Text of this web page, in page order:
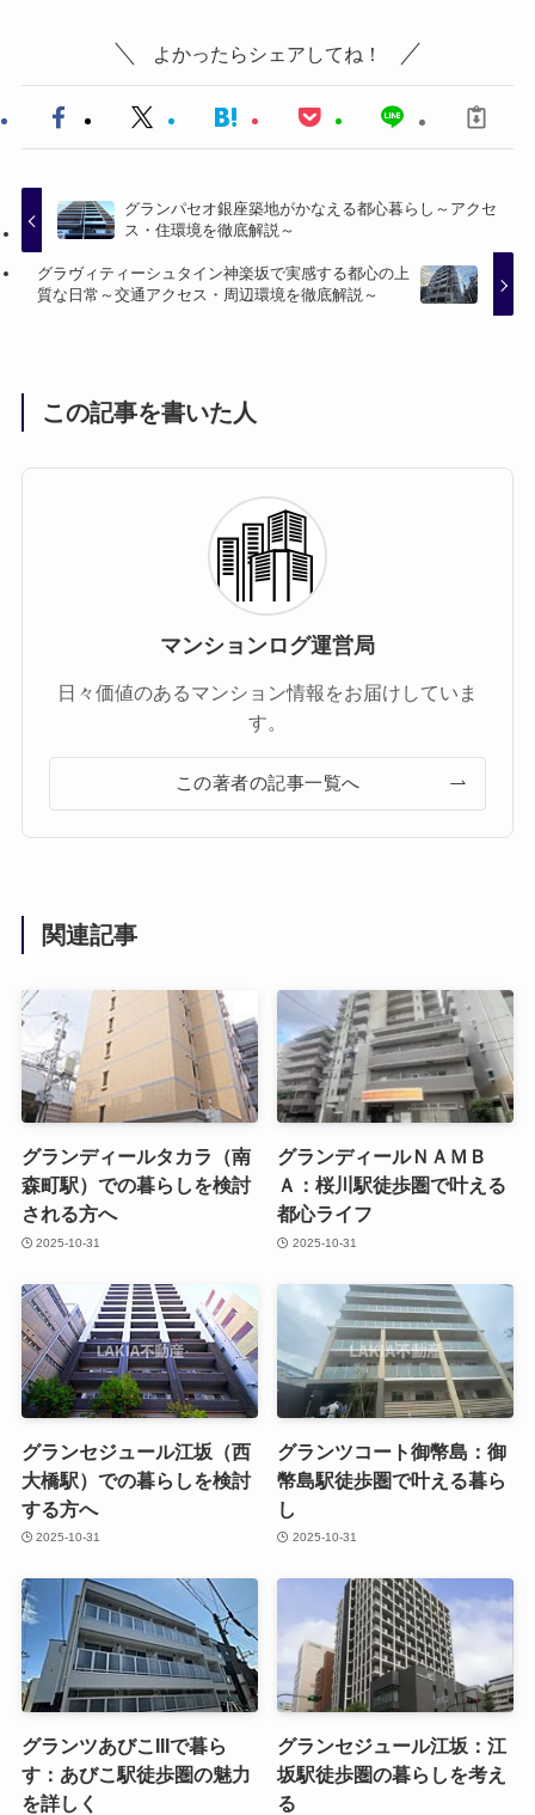
よかったらシェアしてね！
グランパセオ銀座築地がかなえる都心暮らし～アクセ
ス・住環境を徹底解説～
グラヴィティーシュタイン神楽坂で実感する都心の上
質な日常～交通アクセス・周辺環境を徹底解説～
この記事を書いた人
マンションログ運営局
日々価値のあるマンション情報をお届けしていま
す。
この著者の記事一覧へ
関連記事
グランディールタカラ（南
森町駅）での暮らしを検討
される方へ
2025-10-31
グランディールＮＡＭＢ
Ａ：桜川駅徒歩圏で叶える
都心ライフ
2025-10-31
グランセジュール江坂（西
大橋駅）での暮らしを検討
する方へ
2025-10-31
グランツコート御幣島：御
幣島駅徒歩圏で叶える暮ら
し
2025-10-31
グランツあびこIIIで暮ら
す：あびこ駅徒歩圏の魅力
を詳しく
グランセジュール江坂：江
坂駅徒歩圏の暮らしを考え
る